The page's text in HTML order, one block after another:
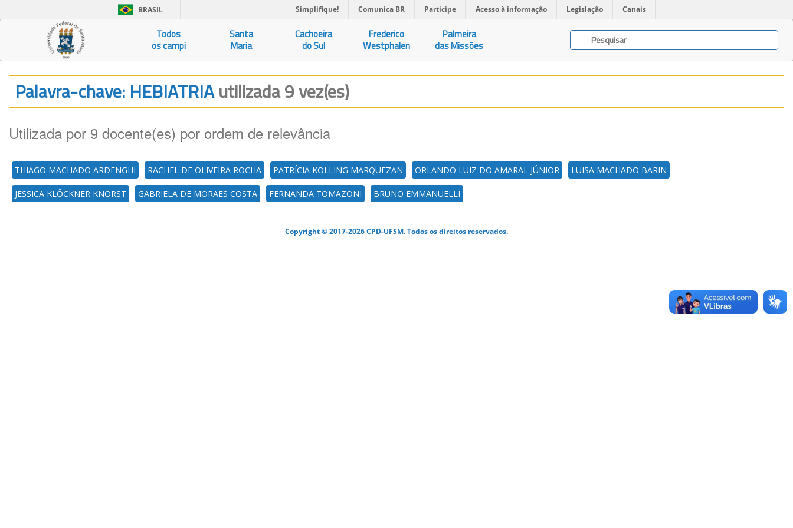
BRASIL Simplifique! Comunica BR Participe Acesso à informação Legislação Canais
Todos
os campi
Santa
Maria
Cachoeira
do Sul
Frederico
Westphalen
Palmeira
das Missões
Palavra-chave: HEBIATRIAutilizada 9 vez(es)
Utilizada por 9 docente(es) por ordem de relevância
THIAGO MACHADO ARDENGHI RACHEL DE OLIVEIRA ROCHA PATRÍCIA KOLLING MARQUEZAN ORLANDO LUIZ DO AMARAL JÚNIOR LUISA MACHADO BARIN
JESSICA KLÖCKNER KNORST GABRIELA DE MORAES COSTA FERNANDA TOMAZONI BRUNO EMMANUELLI
Copyright © 2017-2026 CPD-UFSM. Todos os direitos reservados.